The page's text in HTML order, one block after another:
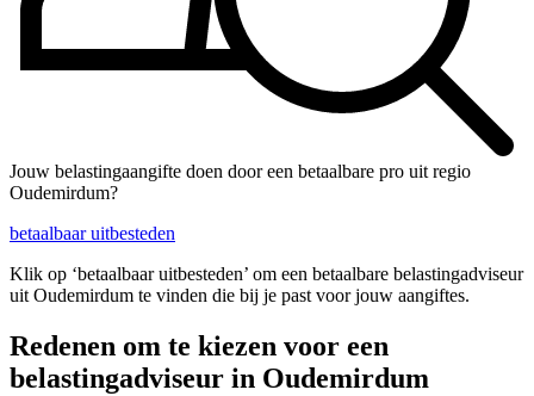
Jouw belastingaangifte doen door een betaalbare pro uit regio
Oudemirdum?
betaalbaar uitbesteden
Klik op ‘betaalbaar uitbesteden’ om een betaalbare belastingadviseur
uit Oudemirdum te vinden die bij je past voor jouw aangiftes.
Redenen om te kiezen voor een
belastingadviseur in Oudemirdum